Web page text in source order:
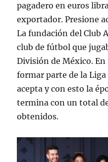
pagadero en euros
exportador. Presione
La fundación del Club
club de fútbol que
División de México.
formar parte de la
acepta y con esto la
termina con un total
obtenidos.